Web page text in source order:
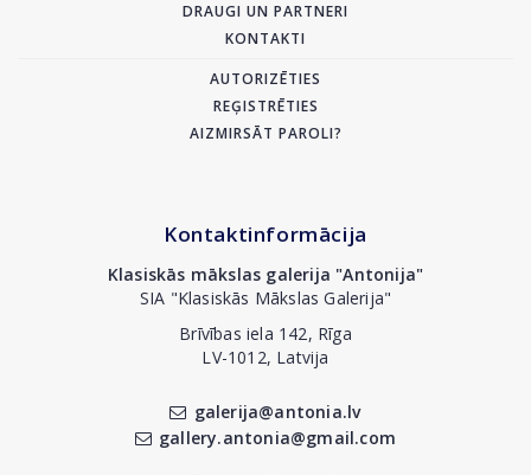
DRAUGI UN PARTNERI
KONTAKTI
AUTORIZĒTIES
REĢISTRĒTIES
AIZMIRSĀT PAROLI?
Kontaktinformācija
Klasiskās mākslas galerija "Antonija"
SIA "Klasiskās Mākslas Galerija"
Brīvības iela 142, Rīga
LV-1012, Latvija
galerija@antonia.lv
gallery.antonia@gmail.com